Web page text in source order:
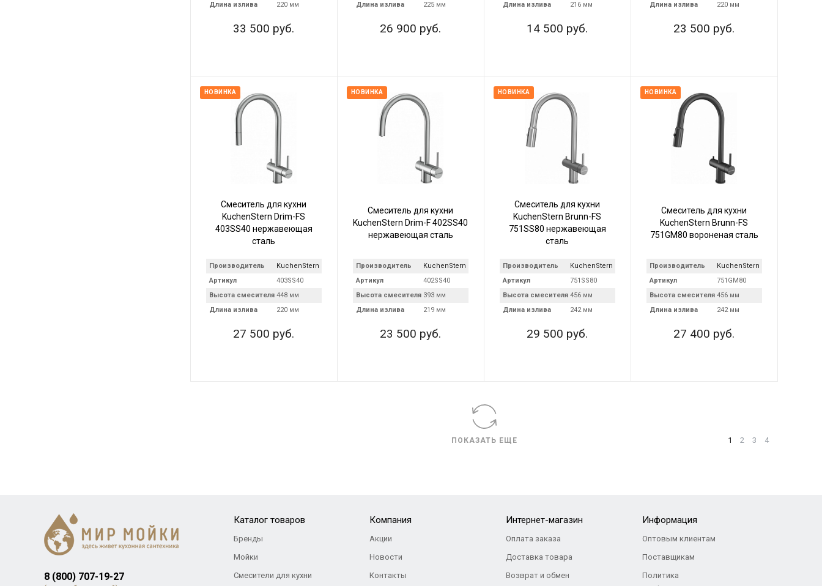
Длина излива
220 мм
33 500 руб.
Длина излива
225 мм
26 900 руб.
Длина излива
216 мм
14 500 руб.
Длина излива
220 мм
23 500 руб.
НОВИНКА
Смеситель для кухни
KuchenStern Drim-FS
403SS40 нержавеющая
сталь
Производитель
KuchenStern
Артикул
403SS40
Высота смесителя 448 мм
Длина излива
220 мм
27 500 руб.
НОВИНКА
Смеситель для кухни
KuchenStern Drim-F 402SS40
нержавеющая сталь
Производитель
KuchenStern
Артикул
402SS40
Высота смесителя 393 мм
Длина излива
219 мм
23 500 руб.
НОВИНКА
Смеситель для кухни
KuchenStern Brunn-FS
751SS80 нержавеющая
сталь
Производитель
KuchenStern
Артикул
751SS80
Высота смесителя 456 мм
Длина излива
242 мм
29 500 руб.
НОВИНКА
Смеситель для кухни
KuchenStern Brunn-FS
751GM80 вороненая сталь
Производитель
KuchenStern
Артикул
751GM80
Высота смесителя 456 мм
Длина излива
242 мм
27 400 руб.
ПОКАЗАТЬ ЕЩЕ 1 2 3 4
8 (800) 707-19-27
Каталог товаров
Бренды
Мойки
Смесители для кухни
Компания
Акции
Новости
Контакты
Интернет-магазин
Оплата заказа
Доставка товара
Возврат и обмен
Информация
Оптовым клиентам
Поставщикам
Политика